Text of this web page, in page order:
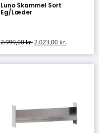
Luno Skammel Sort
Eg/Læder
2.999,00kr.2.023,00 kr.